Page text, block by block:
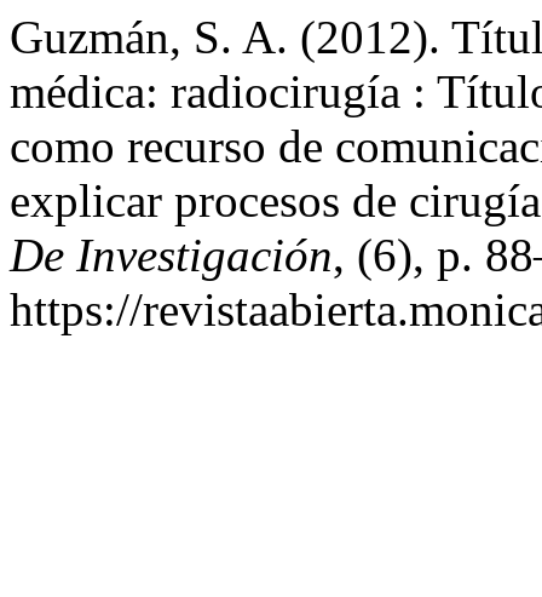
Guzmán, S. A. (2012).
médica: radiocirugía :
como recurso de
explicar procesos de
De Investigación, (6), p.
https://